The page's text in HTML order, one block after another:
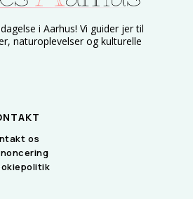
i Aarhus! Vi guider jer til
naturoplevelser og kulturelle
os